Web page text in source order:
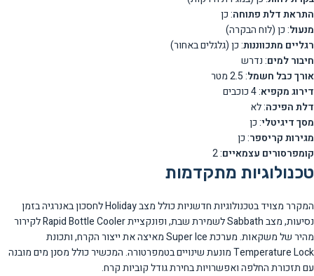
התראת דלת פתוחה: כן
מנעול: כן (לוח הבקרה)
רגליים מתכווננות: כן (גלגלים באחור)
חיבור למים: נדרש
אורך כבל חשמל: 2.5 מטר
דירוג מקפיא: 4 כוכבים
דלת הפיכה: לא
מסך דיגיטלי: כן
מגירות קריספר: כן
קומפרסורים עצמאיים: 2
טכנולוגיות מתקדמות
המקרר מצויד בטכנולוגיות חדשניות כולל מצב Holiday לחסכון באנרגיה בזמן
נסיעות, מצב Sabbath לשמירת שבת, ופונקציית Rapid Bottle Cooler לקירור
מהיר של משקאות. מערכת Super Ice מאיצה את ייצור הקרח, ותכונת
Temperature Lock מונעת שינויים בטמפרטורה. המכשיר כולל מסנן מים מובנה
עם תזכורת החלפה ואפשרויות בחירת גודל קוביות קרח.